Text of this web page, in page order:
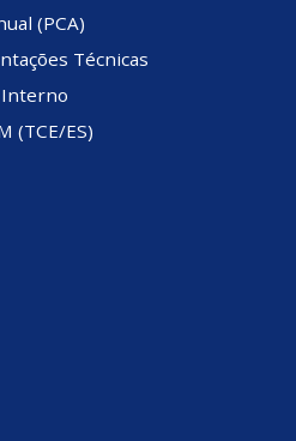
(PCA)
Técnicas
(TCE/ES)